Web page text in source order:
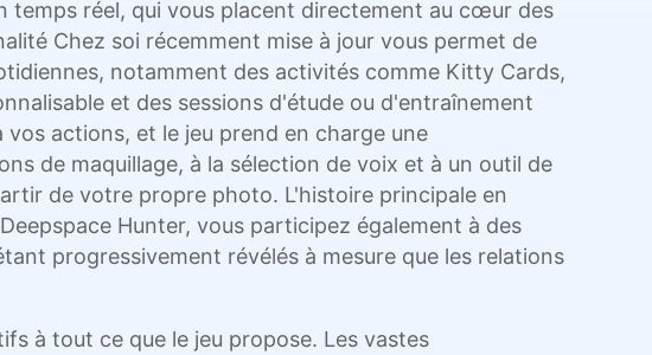
temps réel, qui vous placent directement au cœur des
Chez soi récemment mise à jour vous permet de
notamment des activités comme Kitty Cards,
et des sessions d'étude ou d'entraînement
actions, et le jeu prend en charge une
de maquillage, à la sélection de voix et à un outil de
de votre propre photo. L'histoire principale en
Hunter, vous participez également à des
progressivement révélés à mesure que les relations
à tout ce que le jeu propose. Les vastes